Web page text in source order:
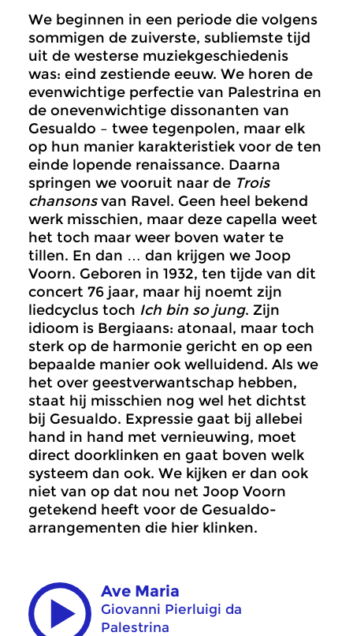
We beginnen in een periode die volgens
sommigen de zuiverste, subliemste tijd
uit de westerse muziekgeschiedenis
was: eind zestiende eeuw. We horen de
evenwichtige perfectie van Palestrina en
de onevenwichtige dissonanten van
Gesualdo – twee tegenpolen, maar elk
op hun manier karakteristiek voor de ten
einde lopende renaissance. Daarna
springen we vooruit naar de Trois
chansonsvan Ravel. Geen heel bekend
werk misschien, maar deze capella weet
het toch maar weer boven water te
tillen. En dan … dan krijgen we Joop
Voorn. Geboren in 1932, ten tijde van dit
concert 76 jaar, maar hij noemt zijn
liedcyclus toch Ich bin so jung. Zijn
idioom is Bergiaans: atonaal, maar toch
sterk op de harmonie gericht en op een
bepaalde manier ook welluidend. Als we
het over geestverwantschap hebben,
staat hij misschien nog wel het dichtst
bij Gesualdo. Expressie gaat bij allebei
hand in hand met vernieuwing, moet
direct doorklinken en gaat boven welk
systeem dan ook. We kijken er dan ook
niet van op dat nou net Joop Voorn
getekend heeft voor de Gesualdo-
arrangementen die hier klinken.
Ave Maria
Giovanni Pierluigi da
Palestrina